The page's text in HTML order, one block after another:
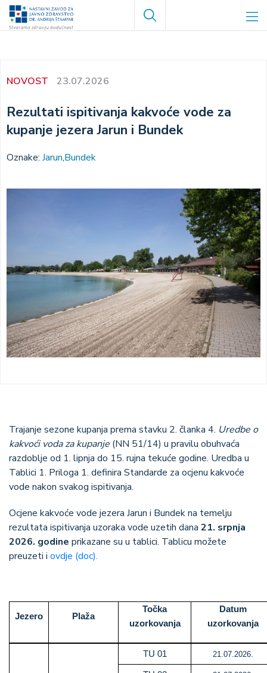
Skoči
Search
NOVOST 23.07.2026
Rezultati ispitivanja kakvoće vode za
kupanje jezera Jarun i Bundek
Oznake: Jarun Bundek
Trajanje sezone kupanja prema stavku 2. članka 4. Uredbe o
kakvoći voda za kupanje (NN 51/14) u pravilu obuhvaća
razdoblje od 1. lipnja do 15. rujna tekuće godine. Uredba u
Tablici 1. Priloga 1. definira Standarde za ocjenu kakvoće
vode nakon svakog ispitivanja.
Ocjene kakvoće vode jezera Jarun i Bundek na temelju
rezultata ispitivanja uzoraka vode uzetih dana 21. srpnja
2026. godine prikazane su u tablici. Tablicu možete
preuzeti i ovdje (doc).
Jezero Plaža
Točka
uzorkovanja
Datum
uzorkovanja
TU 01 21.07.2026.